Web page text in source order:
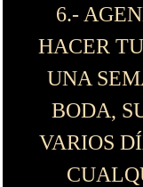
6.-
HACER
UNA
BODA,
VARIOS